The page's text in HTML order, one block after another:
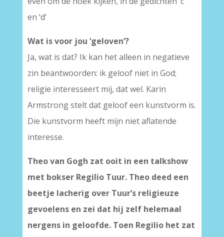
en ‘d’
Wat is voor jou ‘geloven’?
Ja, wat is dat? Ik kan het alleen in negatieve
zin beantwoorden: ik geloof niet in God;
religie interesseert mij, dat wel. Karin
Armstrong stelt dat geloof een kunstvorm is.
Die kunstvorm heeft mijn niet aflatende
interesse.
Theo van Gogh zat ooit in een talkshow
met bokser Regilio Tuur. Theo deed een
beetje lacherig over Tuur’s religieuze
gevoelens en zei dat hij zelf helemaal
nergens in geloofde. Toen Regilio het zat